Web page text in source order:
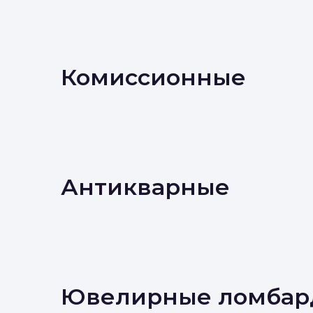
Комиссионные
Антикварные
Ювелирные